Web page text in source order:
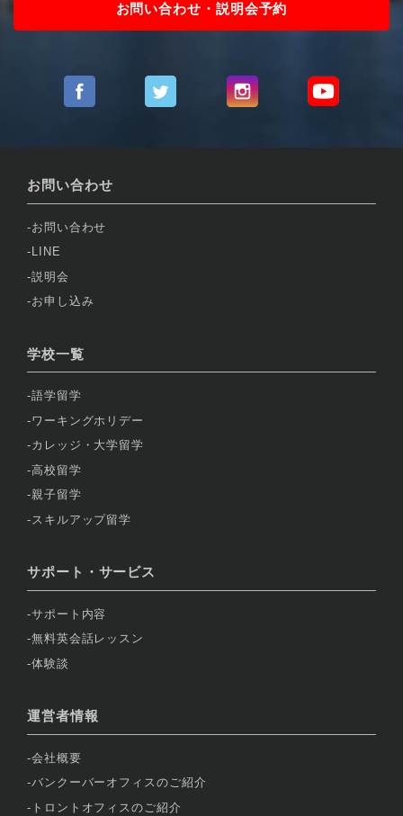
お問い合わせ・説明会予約
お問い合わせ
お問い合わせ
LINE
説明会
お申し込み
学校一覧
語学留学
ワーキングホリデー
カレッジ・大学留学
高校留学
親子留学
スキルアップ留学
サポート・サービス
サポート内容
無料英会話レッスン
体験談
運営者情報
会社概要
バンクーバーオフィスのご紹介
トロントオフィスのご紹介